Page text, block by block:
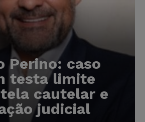
Perino: caso
testa limite
cautelar e
judicial